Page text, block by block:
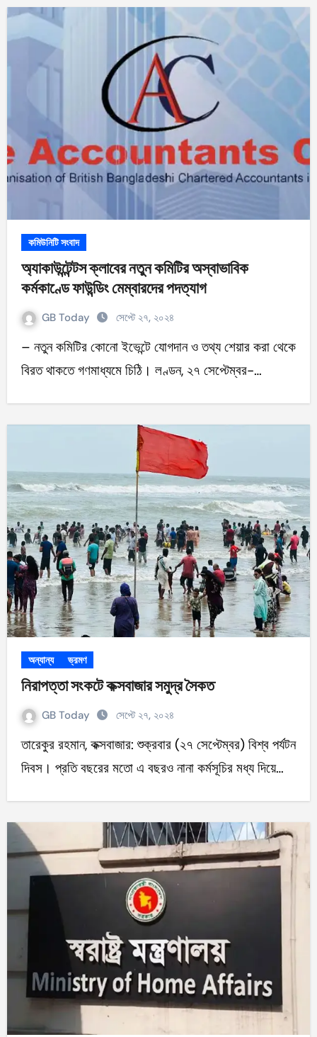
কমিউনিটি সংবাদ
অ্যাকাউন্টেন্টস ক্লাবের নতুন কমিটির অস্বাভাবিক
কর্মকাণ্ডে ফাউন্ডিং মেম্বারদের পদত্যাগ
GB Today সেপ্টে ২৭, ২০২৪
– নতুন কমিটির কোনো ইভেন্টে যোগদান ও তথ্য শেয়ার করা থেকে
বিরত থাকতে গণমাধ্যমে চিঠি। লণ্ডন, ২৭ সেপ্টেম্বর-…
অন্যান্য ভ্রমণ
নিরাপত্তা সংকটে কক্সবাজার সমুদ্র সৈকত
GB Today সেপ্টে ২৭, ২০২৪
তারেকুর রহমান, কক্সবাজার: শুক্রবার (২৭ সেপ্টেম্বর) বিশ্ব পর্যটন
দিবস। প্রতি বছরের মতো এ বছরও নানা কর্মসূচির মধ্য দিয়ে…